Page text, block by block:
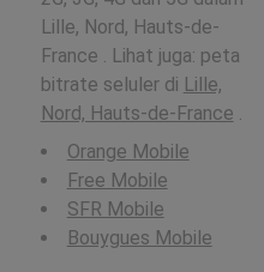
Lille, Nord, Hauts-de-
France . Lihat juga: peta
bitrate seluler di Lille,
Nord, Hauts-de-France .
Orange Mobile
Free Mobile
SFR Mobile
Bouygues Mobile